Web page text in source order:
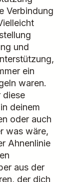
Verbindung
und
ein
waren.
diese
deinem
oder auch
was wäre,
Ahnenlinie
aus der
der dich